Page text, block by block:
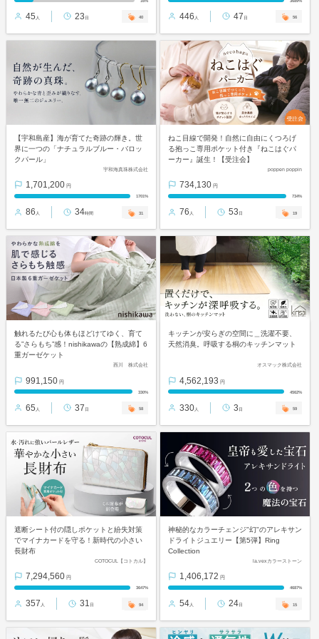
45 人 23 日 40 446 人 47 日 56
【宇和島産】海が育てた奇跡の輝き。世
界に一つの「ナチュラルブルー・バロッ
クパール」
宇和海真珠株式会社
1,701,200 円
1701%
86 人 34時間 31
ねこ目線で開発！自然に自由にくつろげ
る抱っこ専用ポケット付き『ねこはぐパ
ーカー』誕生！【受注会】
poppen poppin
734,130 円
734%
76 人 53 日 19
触れるたび心も体もほどけてゆく、育て
る”さらもち”感！nishikawaの【熟成綿】6
重ガーゼケット
西川 株式会社
991,150 円
330%
65 人 37 日 58
キッチンが安らぎの空間に＿洗濯不要、
天然消臭。呼吸する桐のキッチンマット
オスマック株式会社
4,562,193 円
4562%
330 人 3 日 59
遮断シート付の隠しポケットと紛失対策
でマイナカードを守る！新時代の小さい
長財布
COTOCUL【コトカル】
7,294,560 円
3647%
357 人 31 日 94
神秘的なカラーチェンジ"幻"のアレキサン
ドライトジュエリー【第5弾】Ring
Collection
la.vexカラーストーン
1,406,172 円
4687%
54人 24日 15